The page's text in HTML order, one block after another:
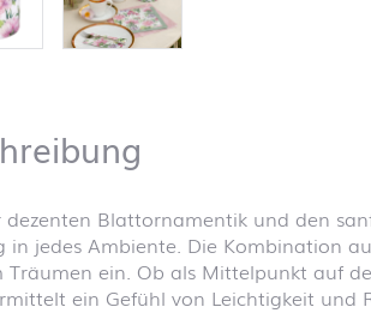
Blattornamentik und den
in jedes Ambiente. Die Kombination
ein. Ob als Mittelpunkt auf
ein Gefühl von Leichtigkeit und